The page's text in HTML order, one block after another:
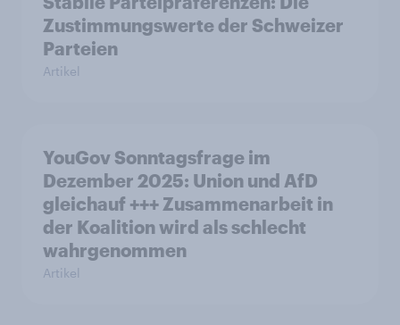
Zustimmungswerte der Schweizer
Parteien
Artikel
YouGov Sonntagsfrage im
Dezember 2025: Union und AfD
gleichauf +++ Zusammenarbeit in
der Koalition wird als schlecht
wahrgenommen
Artikel